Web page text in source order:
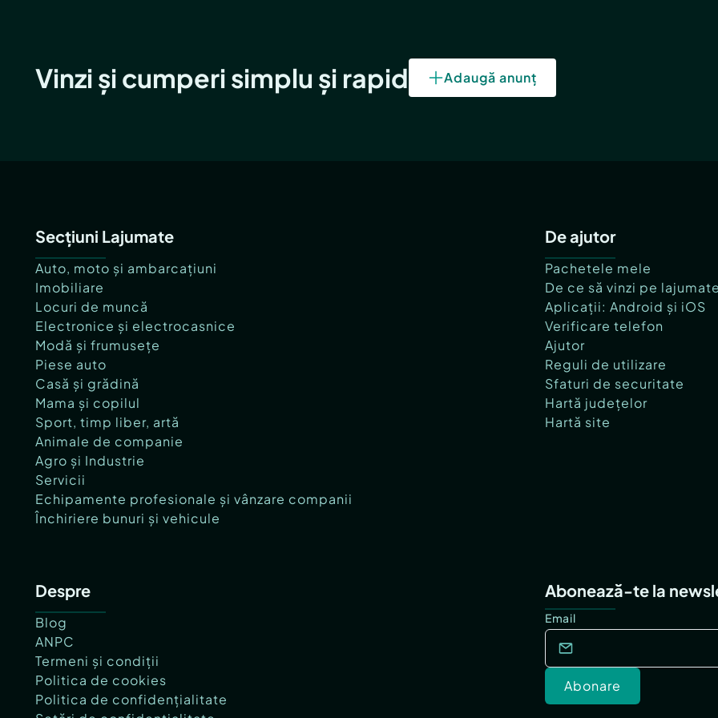
Vinzi și cumperi simplu și rapid Adaugă anunț
Secțiuni Lajumate
Auto, moto și ambarcațiuni
Imobiliare
Locuri de muncă
Electronice și electrocasnice
Modă și frumusețe
Piese auto
Casă și grădină
Mama și copilul
Sport, timp liber, artă
Animale de companie
Agro și Industrie
Servicii
Echipamente profesionale și vânzare companii
Închiriere bunuri și vehicule
De ajutor
Pachetele mele
De ce să vinzi pe
Aplicații: Android și iOS
Verificare telefon
Ajutor
Reguli de utilizare
Sfaturi de securitate
Hartă județelor
Hartă site
Despre
Blog
ANPC
Termeni și condiții
Politica de cookies
Politica de confidențialitate
Abonează-te la
Email
Abonare